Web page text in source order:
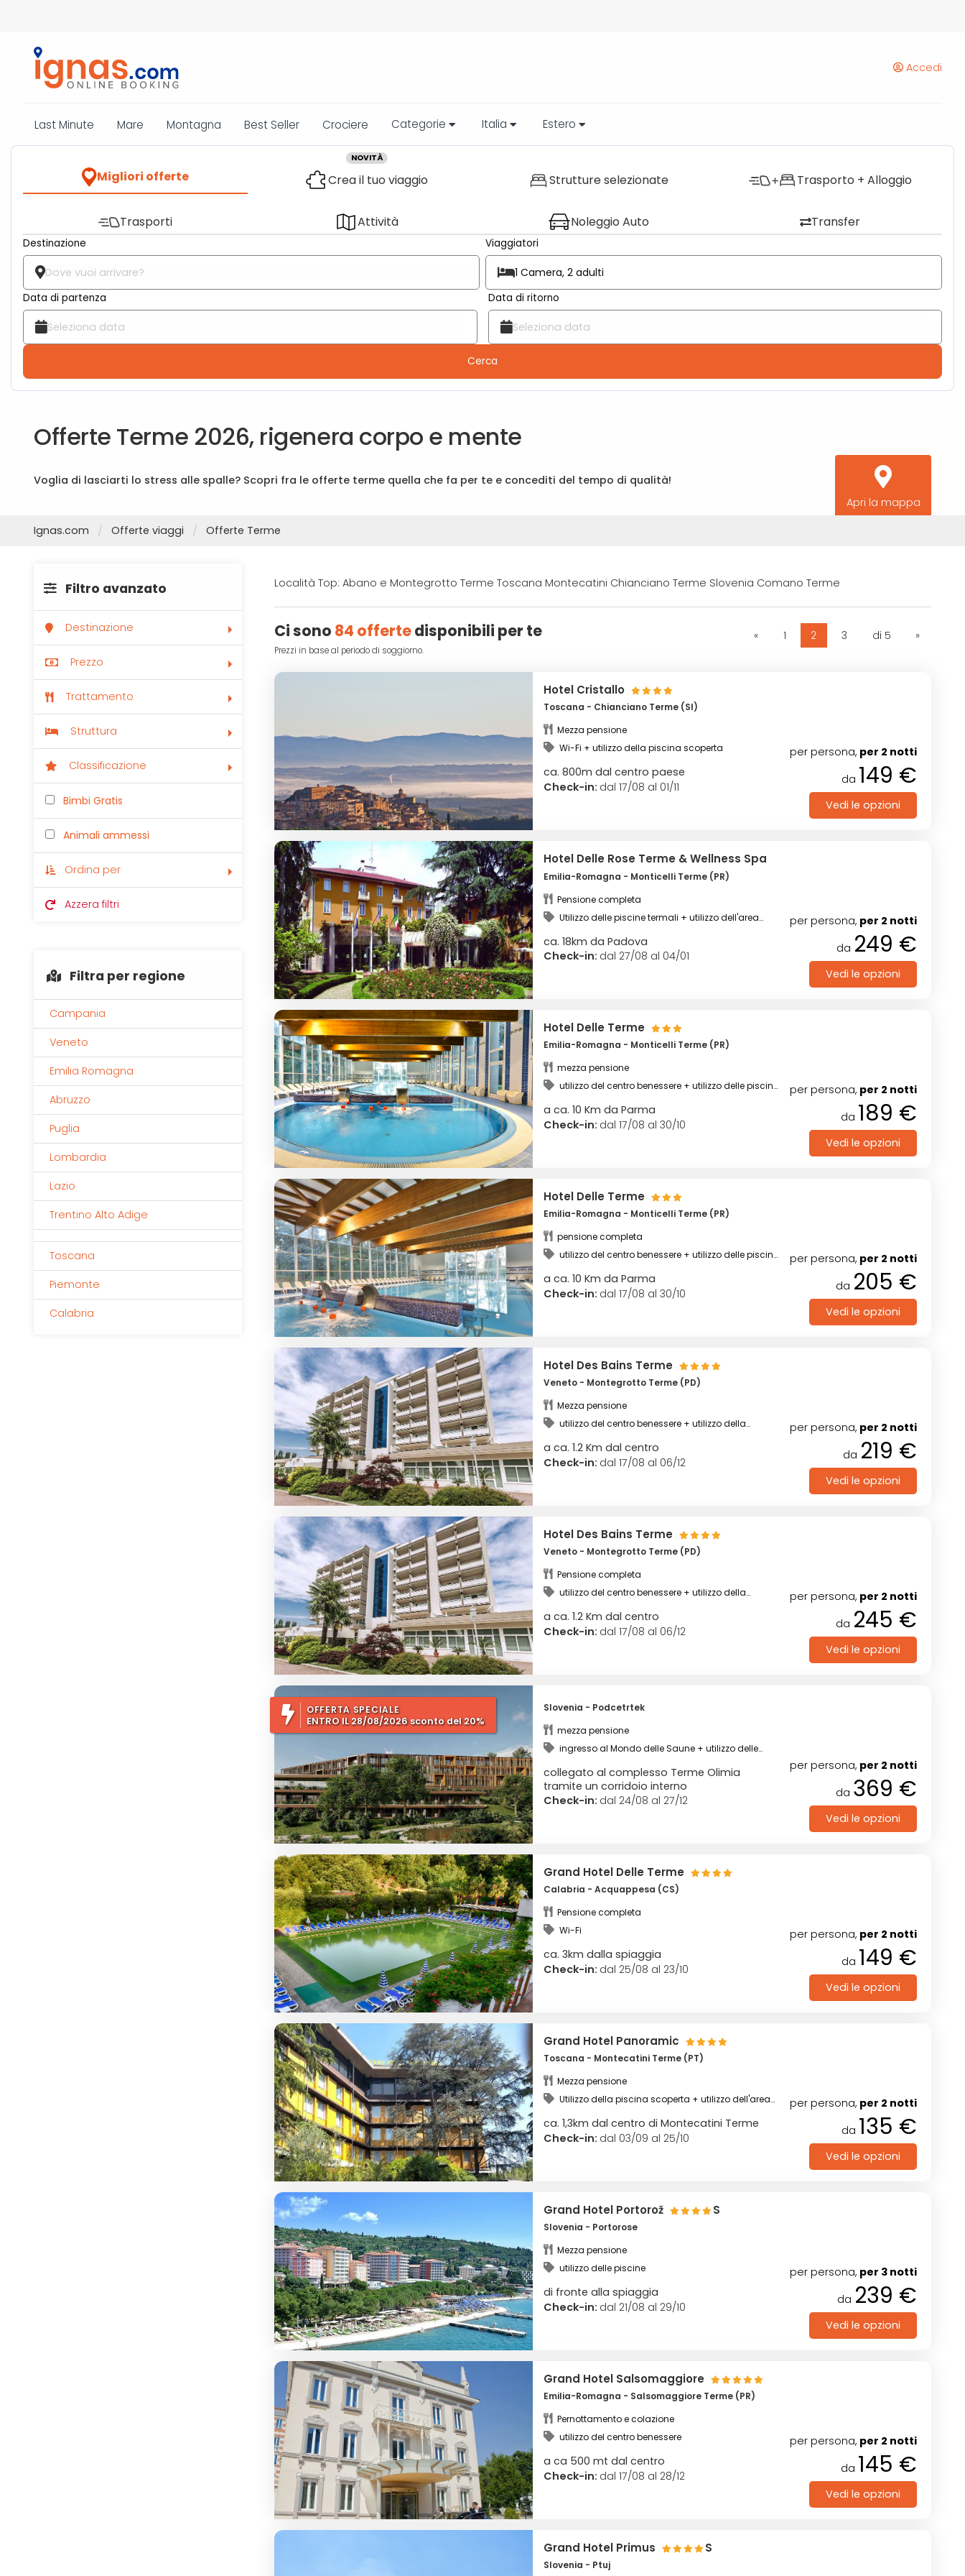
Accedi
Last Minute Mare Montagna Best Seller Crociere Categorie Italia Estero
Migliori offerte
NOVITÀ
Crea il tuo viaggio Strutture selezionate Trasporto + Alloggio
Trasporti Attività Noleggio Auto Transfer
Destinazione
Data di partenza Data di ritorno
Viaggiatori
1 Camera, 2 adulti
Cerca
Offerte Terme 2026, rigenera corpo e mente
Voglia di lasciarti lo stress alle spalle? Scopri fra le offerte terme quella che fa per te e concediti del tempo di qualità!
Apri la mappa
Ignas.com
Offerte viaggi Offerte Terme
Filtro avanzato
Destinazione
Prezzo
Trattamento
Struttura
Classificazione
Bimbi Gratis
Animali ammessi
Ordina per
Azzera filtri
Filtra per regione
Campania
Veneto
Emilia Romagna
Abruzzo
Puglia
Lombardia
Lazio
Trentino Alto Adige
Toscana
Piemonte
Calabria
Località Top: Abano e Montegrotto Terme Toscana Montecatini Chianciano Terme Slovenia Comano Terme
Ci sono 84 offertedisponibili per te
Prezzi in base al periodo di soggiorno.
« 1 2 3 di 5 »
Hotel Cristallo
Toscana - Chianciano Terme (SI)
Mezza pensione
Wi-Fi + utilizzo della piscina scoperta
ca. 800m dal centro paese
Check-in: dal 17/08 al 01/11
per persona, per 2 notti
da 149 €
Vedi le opzioni
Hotel Delle Rose Terme & Wellness Spa
Emilia-Romagna - Monticelli Terme (PR)
Pensione completa
Utilizzo delle piscine termali + utilizzo dell'area
ca. 18km da Padova
Check-in: dal 27/08 al 04/01
per persona, per 2 notti
da 249 €
Vedi le opzioni
Hotel Delle Terme
Emilia-Romagna - Monticelli Terme (PR)
mezza pensione
utilizzo del centro benessere + utilizzo delle piscine
a ca. 10 Km da Parma
Check-in: dal 17/08 al 30/10
per persona, per 2 notti
da 189 €
Vedi le opzioni
Hotel Delle Terme
Emilia-Romagna - Monticelli Terme (PR)
pensione completa
utilizzo del centro benessere + utilizzo delle piscine
a ca. 10 Km da Parma
Check-in: dal 17/08 al 30/10
per persona, per 2 notti
da 205 €
Vedi le opzioni
Hotel Des Bains Terme
Veneto - Montegrotto Terme (PD)
Mezza pensione
utilizzo del centro benessere + utilizzo della
a ca. 1.2 Km dal centro
Check-in: dal 17/08 al 06/12
per persona, per 2 notti
da 219 €
Vedi le opzioni
Hotel Des Bains Terme
Veneto - Montegrotto Terme (PD)
Pensione completa
utilizzo del centro benessere + utilizzo della
a ca. 1.2 Km dal centro
Check-in: dal 17/08 al 06/12
per persona, per 2 notti
da 245 €
Vedi le opzioni
OFFERTA SPECIALE
ENTRO IL 28/08/2026 sconto del 20%
Hotel Family Vilinia
Slovenia - Podcetrtek
mezza pensione
ingresso al Mondo delle Saune + utilizzo delle
collegato al complesso Terme Olimia
tramite un corridoio interno
Check-in: dal 24/08 al 27/12
per persona, per 2 notti
da 369 €
Vedi le opzioni
Grand Hotel Delle Terme
Calabria - Acquappesa (CS)
Pensione completa
Wi-Fi
ca. 3km dalla spiaggia
Check-in: dal 25/08 al 23/10
per persona, per 2 notti
da 149 €
Vedi le opzioni
Grand Hotel Panoramic
Toscana - Montecatini Terme (PT)
Mezza pensione
Utilizzo della piscina scoperta + utilizzo dell'area
ca. 1,3km dal centro di Montecatini Terme
Check-in: dal 03/09 al 25/10
per persona, per 2 notti
da 135 €
Vedi le opzioni
Grand Hotel Portorož S
Slovenia - Portorose
Mezza pensione
utilizzo delle piscine
di fronte alla spiaggia
Check-in: dal 21/08 al 29/10
per persona, per 3 notti
da 239 €
Vedi le opzioni
Grand Hotel Salsomaggiore
Emilia-Romagna - Salsomaggiore Terme (PR)
Pernottamento e colazione
utilizzo del centro benessere
a ca 500 mt dal centro
Check-in: dal 17/08 al 28/12
per persona, per 2 notti
da 145 €
Vedi le opzioni
Grand Hotel Primus S
Slovenia - Ptuj